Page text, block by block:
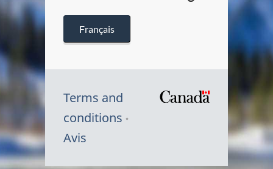
Français
Terms and
conditions
Avis
Symbole